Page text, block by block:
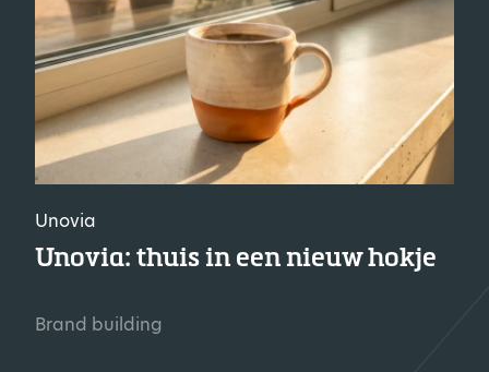
Unovia
Unovia: thuis in een nieuw hokje
Brand building